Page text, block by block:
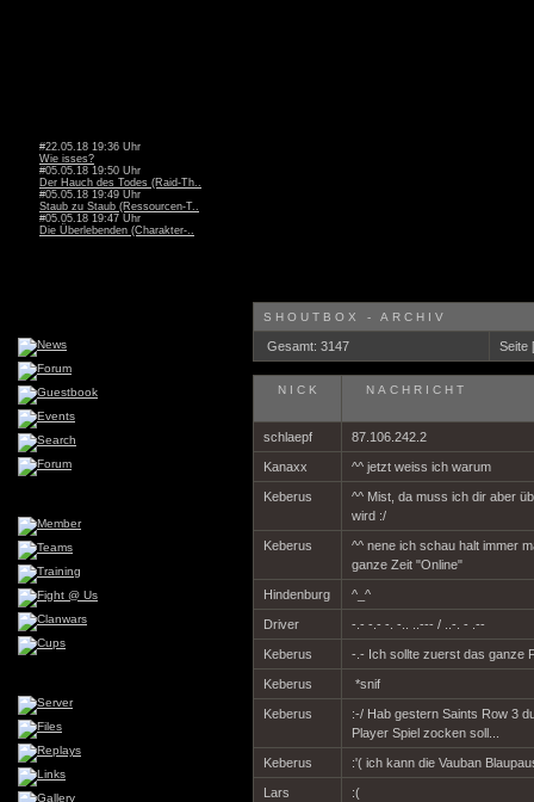
#22.05.18 19:36 Uhr
Wie isses?
#05.05.18 19:50 Uhr
Der Hauch des Todes (Raid-Th..
#05.05.18 19:49 Uhr
Staub zu Staub (Ressourcen-T..
#05.05.18 19:47 Uhr
Die Überlebenden (Charakter-..
SHOUTBOX - ARCHIV
Gesamt: 3147 Seite
NICK NACHRICHT
schlaepf 87.106.242.2
Kanaxx ^^ jetzt weiss ich warum
Keberus
^^ Mist, da muss ich dir aber
wird :/
Keberus
^^ nene ich schau halt immer
ganze Zeit "Online"
Hindenburg ^_^
Driver -.- -.- -. -.. ..--- / ..-. - .--
Keberus -.- Ich sollte zuerst das ganze
Keberus *snif
Keberus
:-/ Hab gestern Saints Row 3
Player Spiel zocken soll...
Keberus :'( ich kann die Vauban
Lars :(